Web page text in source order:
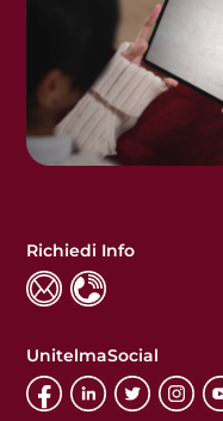
Richiedi Info
UnitelmaSocial